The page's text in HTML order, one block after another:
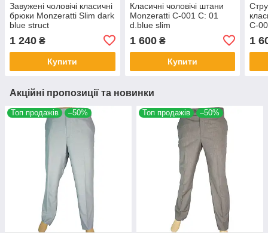
Завужені чоловічі класичні
брюки Monzeratti Slim dark
blue struct
1 240 ₴
Купити
Класичні чоловічі штани
Monzeratti C-001 C: 01
d.blue slim
1 600₴
Купити
C-
1
Акційні пропозиції та новинки
Топ продажів –50% Топ продажів –50%